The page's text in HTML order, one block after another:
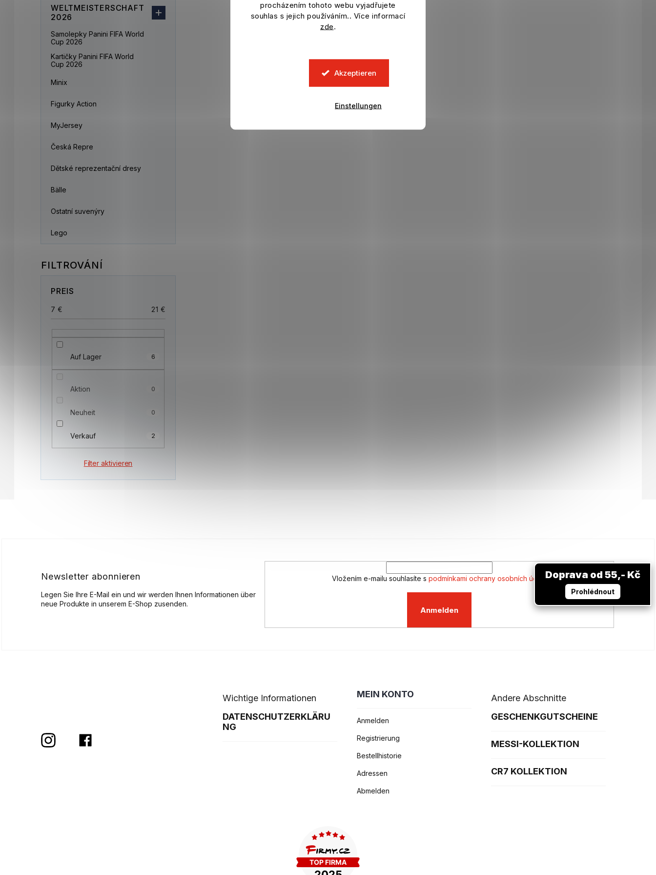
procházením tohoto webu vyjadřujete
souhlas s jejich používáním.. Více informací
zde.
Akzeptieren
Einstellungen
WELTMEISTERSCHAFT
2026
Samolepky Panini FIFA World
Cup 2026
Kartičky Panini FIFA World
Cup 2026
Minix
Figurky Action
MyJersey
Česká Repre
Dětské reprezentační dresy
Bälle
Ostatní suvenýry
Lego
PREIS
7 € 21 €
Auf Lager 6
Aktion 0
Neuheit 0
Verkauf 2
Filter aktivieren
e
Newsletter abonnieren
Legen Sie Ihre E-Mail ein und wir werden Ihnen Informationen über
neue Produkte in unserem E-Shop zusenden.
Vložením e-mailu souhlasíte spodmínkami ochrany osobních údajů
Anmelden
Wichtige Informationen
DATENSCHUTZERKLÄRU
NG
MEIN KONTO
Anmelden
Registrierung
Bestellhistorie
Adressen
Abmelden
Andere Abschnitte
GESCHENKGUTSCHEINE
MESSI-KOLLEKTION
CR7 KOLLEKTION
Doprava od 55,- Kč
Prohlédnout